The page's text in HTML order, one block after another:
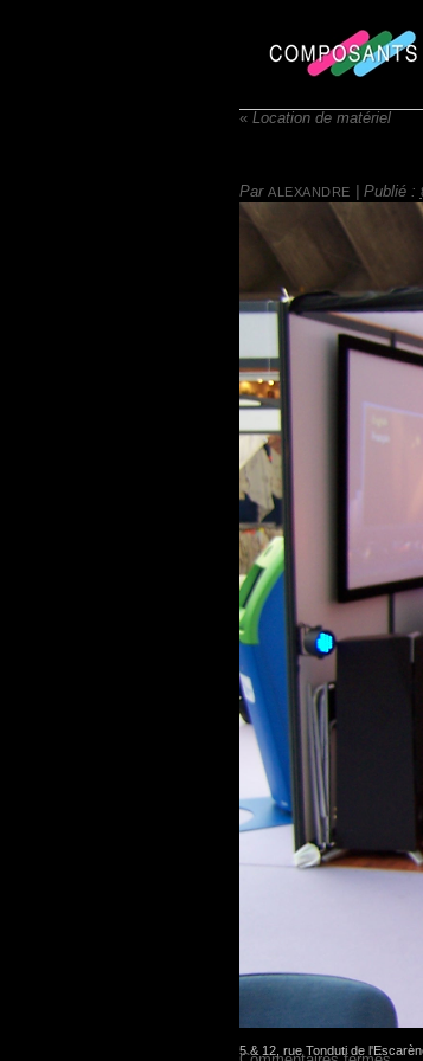
« Location de matériel
Par ALEXANDRE Publié :
5 & 12, rue Tonduti de